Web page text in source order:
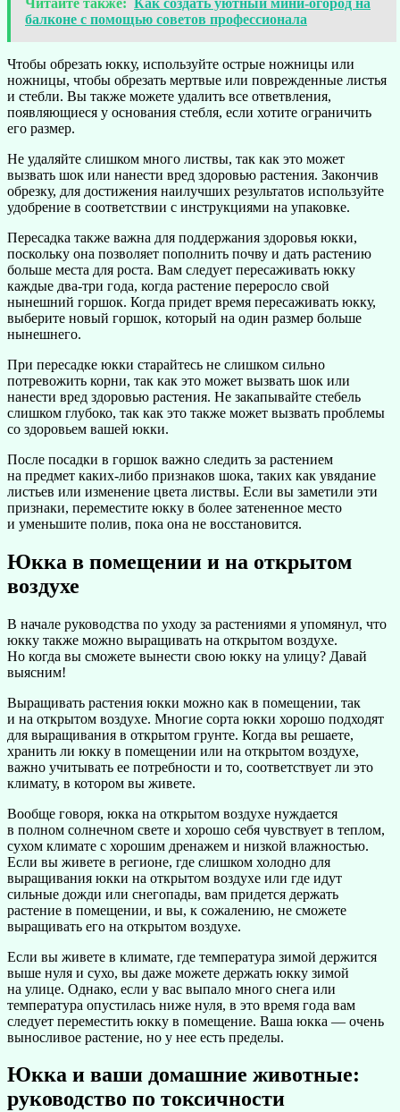
балконе с помощью советов профессионала
Чтобы обрезать юкку, используйте острые ножницы или
ножницы, чтобы обрезать мертвые или поврежденные листья
и стебли. Вы также можете удалить все ответвления,
появляющиеся у основания стебля, если хотите ограничить
его размер.
Не удаляйте слишком много листвы, так как это может
вызвать шок или нанести вред здоровью растения. Закончив
обрезку, для достижения наилучших результатов используйте
удобрение в соответствии с инструкциями на упаковке.
Пересадка также важна для поддержания здоровья юкки,
поскольку она позволяет пополнить почву и дать растению
больше места для роста. Вам следует пересаживать юкку
каждые два-три года, когда растение переросло свой
нынешний горшок. Когда придет время пересаживать юкку,
выберите новый горшок, который на один размер больше
нынешнего.
При пересадке юкки старайтесь не слишком сильно
потревожить корни, так как это может вызвать шок или
нанести вред здоровью растения. Не закапывайте стебель
слишком глубоко, так как это также может вызвать проблемы
со здоровьем вашей юкки.
После посадки в горшок важно следить за растением
на предмет каких-либо признаков шока, таких как увядание
листьев или изменение цвета листвы. Если вы заметили эти
признаки, переместите юкку в более затененное место
и уменьшите полив, пока она не восстановится.
Юкка в помещении и на открытом
воздухе
В начале руководства по уходу за растениями я упомянул, что
юкку также можно выращивать на открытом воздухе.
Но когда вы сможете вынести свою юкку на улицу? Давай
выясним!
Выращивать растения юкки можно как в помещении, так
и на открытом воздухе. Многие сорта юкки хорошо подходят
для выращивания в открытом грунте. Когда вы решаете,
хранить ли юкку в помещении или на открытом воздухе,
важно учитывать ее потребности и то, соответствует ли это
климату, в котором вы живете.
Вообще говоря, юкка на открытом воздухе нуждается
в полном солнечном свете и хорошо себя чувствует в теплом,
сухом климате с хорошим дренажем и низкой влажностью.
Если вы живете в регионе, где слишком холодно для
выращивания юкки на открытом воздухе или где идут
сильные дожди или снегопады, вам придется держать
растение в помещении, и вы, к сожалению, не сможете
выращивать его на открытом воздухе.
Если вы живете в климате, где температура зимой держится
выше нуля и сухо, вы даже можете держать юкку зимой
на улице. Однако, если у вас выпало много снега или
температура опустилась ниже нуля, в это время года вам
следует переместить юкку в помещение. Ваша юкка — очень
выносливое растение, но у нее есть пределы.
Юкка и ваши домашние животные:
руководство по токсичности